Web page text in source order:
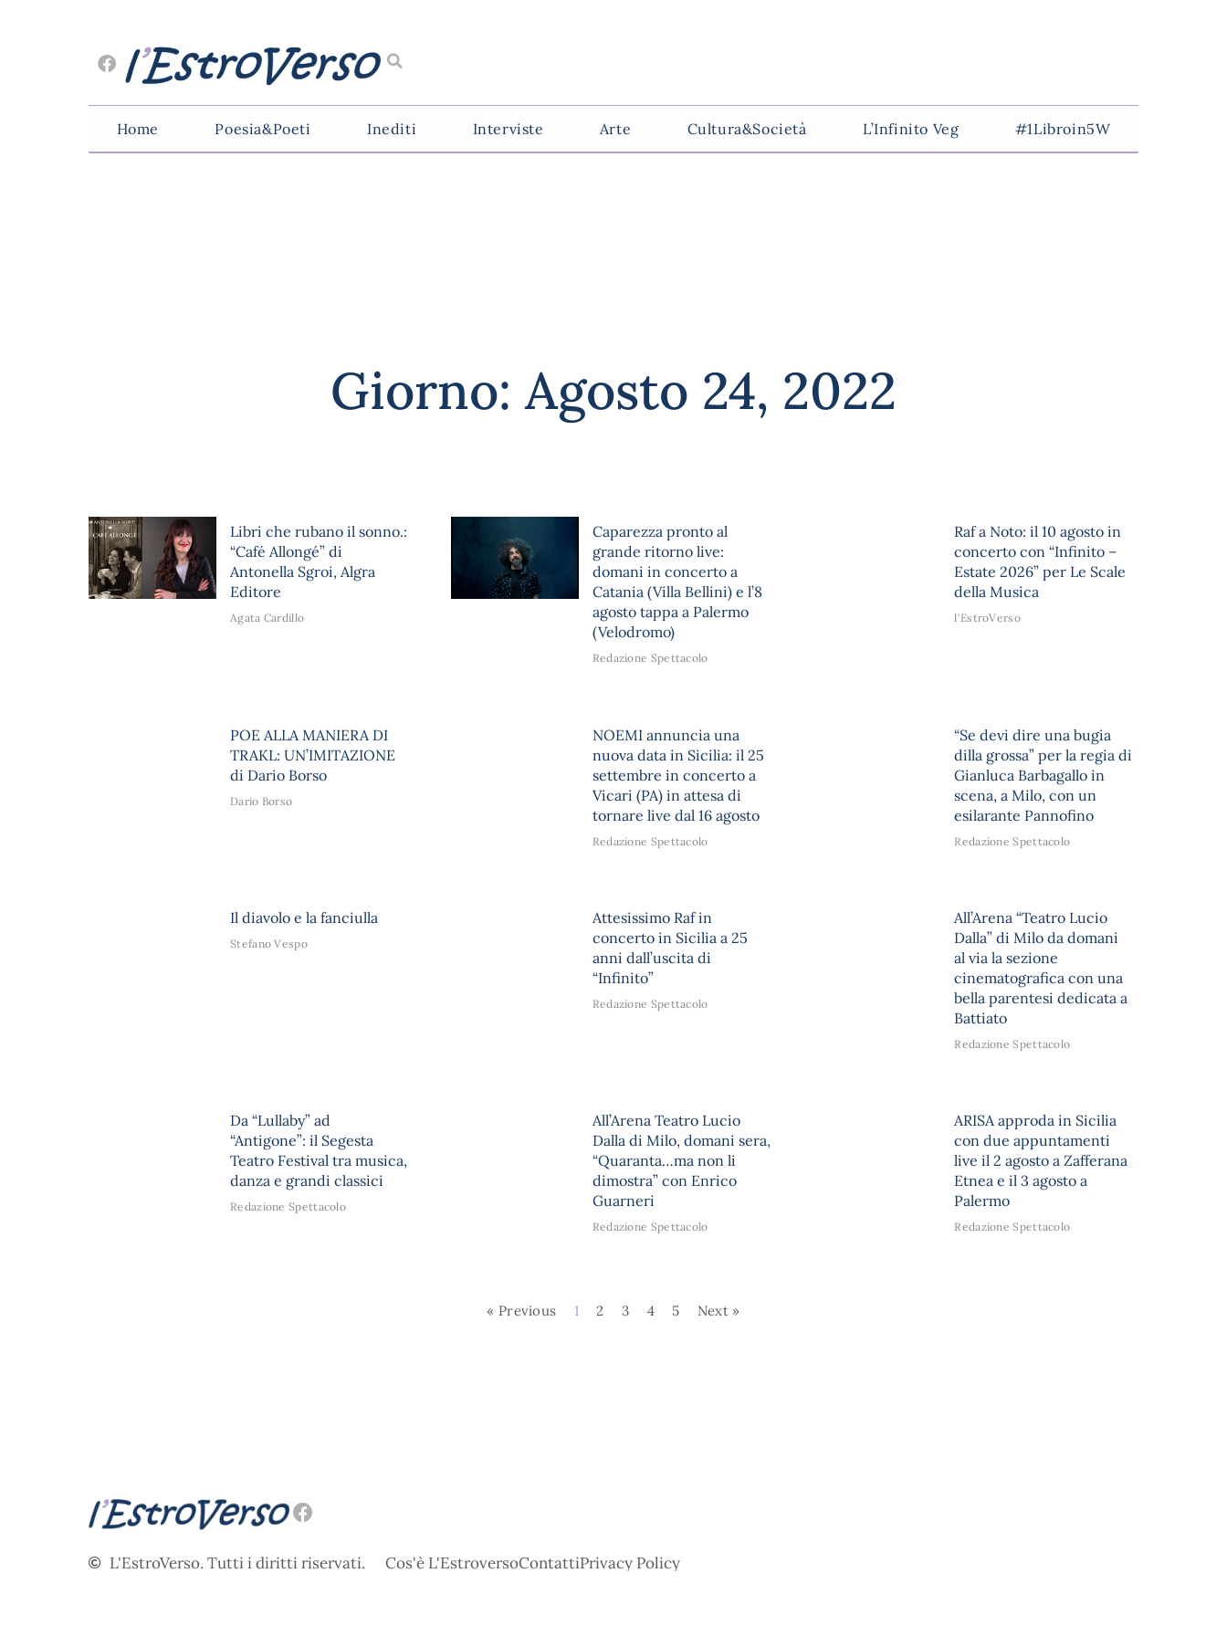
Home Poesia&Poeti Inediti Interviste Arte Cultura&Società L’Infinito Veg #1Libroin5W
Giorno: Agosto 24, 2022
Libri che rubano il sonno.:
“Café Allongé” di
Antonella Sgroi, Algra
Editore
Agata Cardillo
Caparezza pronto al
grande ritorno live:
domani in concerto a
Catania (Villa Bellini) e l’8
agosto tappa a Palermo
(Velodromo)
Redazione Spettacolo
Raf a Noto: il 10 agosto in
concerto con “Infinito –
Estate 2026” per Le Scale
della Musica
l'EstroVerso
POE ALLA MANIERA DI
TRAKL: UN’IMITAZIONE
di Dario Borso
Dario Borso
NOEMI annuncia una
nuova data in Sicilia: il 25
settembre in concerto a
Vicari (PA) in attesa di
tornare live dal 16 agosto
Redazione Spettacolo
“Se devi dire una bugia
dilla grossa” per la regia di
Gianluca Barbagallo in
scena, a Milo, con un
esilarante Pannofino
Redazione Spettacolo
Il diavolo e la fanciulla
Stefano Vespo
Attesissimo Raf in
concerto in Sicilia a 25
anni dall’uscita di
“Infinito”
Redazione Spettacolo
All’Arena “Teatro Lucio
Dalla” di Milo da domani
al via la sezione
cinematografica con una
bella parentesi dedicata a
Battiato
Redazione Spettacolo
Da “Lullaby” ad
“Antigone”: il Segesta
Teatro Festival tra musica,
danza e grandi classici
Redazione Spettacolo
All’Arena Teatro Lucio
Dalla di Milo, domani sera,
“Quaranta…ma non li
dimostra” con Enrico
Guarneri
Redazione Spettacolo
ARISA approda in Sicilia
con due appuntamenti
live il 2 agosto a Zafferana
Etnea e il 3 agosto a
Palermo
Redazione Spettacolo
« Previous 1 2 3 4 5 Next »
L'EstroVerso. Tutti i diritti riservati.
Cos'è L'EstroversoContattiPrivacy Policy